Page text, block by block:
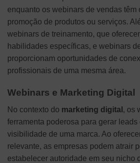
enquanto os webinars de vendas têm
promoção de produtos ou serviços.
webinars de treinamento, que
habilidades específicas, e webinars
proporcionam oportunidades de
profissionais de uma mesma área.
Webinars e Marketing Digital
No contexto do marketing digital , os
ferramenta poderosa para gerar leads
visibilidade de uma marca. Ao
relevante, as empresas podem atrair
estabelecer autoridade em seu nicho